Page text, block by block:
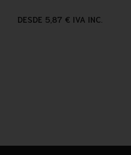
DESDE 5,87 € IVA INC.